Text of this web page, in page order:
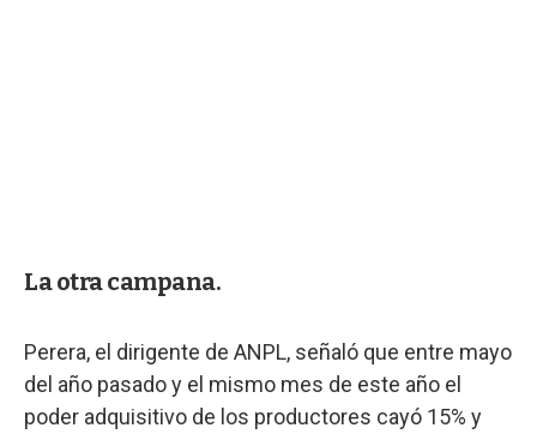
La otra campana.
Perera, el dirigente de ANPL, señaló que entre mayo
del año pasado y el mismo mes de este año el
poder adquisitivo de los productores cayó 15% y